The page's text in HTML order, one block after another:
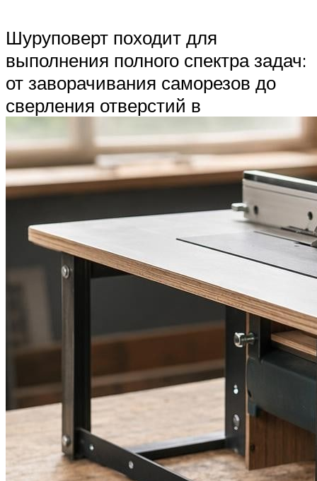
Шуруповерт походит для
выполнения полного спектра задач:
от заворачивания саморезов до
сверления отверстий в